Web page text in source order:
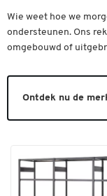
Wie weet hoe we
ondersteunen. Ons
omgebouwd of
Ontdek nu de